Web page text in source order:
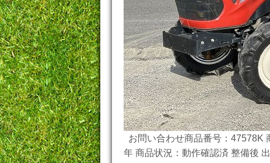
お問い合わせ商品番号：47578K
年 商品状況：動作確認済 整備後